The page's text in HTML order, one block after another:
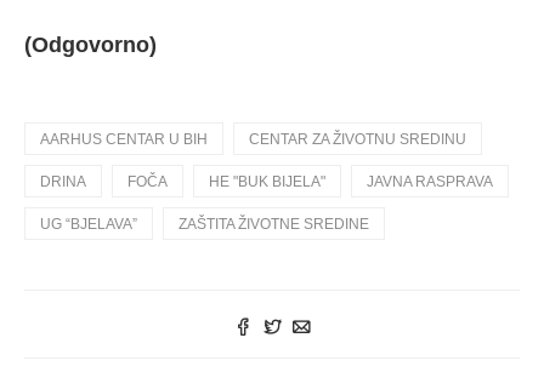
(Odgovorno)
AARHUS CENTAR U BIH CENTAR ZA ŽIVOTNU SREDINU
DRINA FOČA HE "BUK BIJELA" JAVNA RASPRAVA
UG “BJELAVA” ZAŠTITA ŽIVOTNE SREDINE